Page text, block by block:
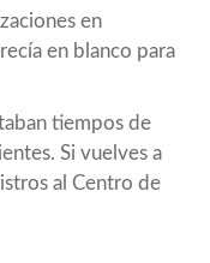
en
en blanco para
tiempos de
Si vuelves a
al Centro de